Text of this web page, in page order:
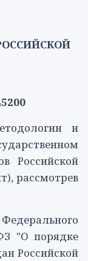
и
Российской
рассмотрев
"О порядке
Российской